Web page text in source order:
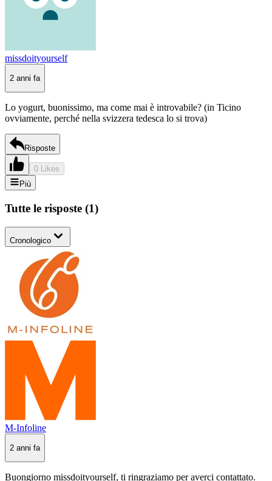
missdoityourself
2 anni fa
Lo yogurt, buonissimo, ma come mai è introvabile? (in Ticino
ovviamente, perché nella svizzera tedesca lo si trova)
Risposte
0 Likes
Più
Tutte le risposte (1)
Cronologico
M-Infoline
2 anni fa
Buongiorno missdoityourself, ti ringraziamo per averci contattato.